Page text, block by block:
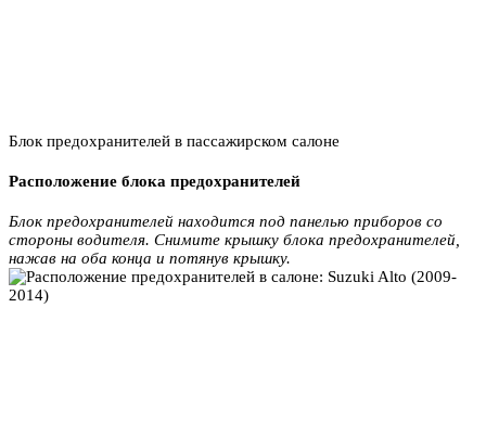
Блок предохранителей в пассажирском салоне
Расположение блока предохранителей
Блок предохранителей находится под панелью приборов со
стороны водителя. Снимите крышку блока предохранителей,
нажав на оба конца и потянув крышку.